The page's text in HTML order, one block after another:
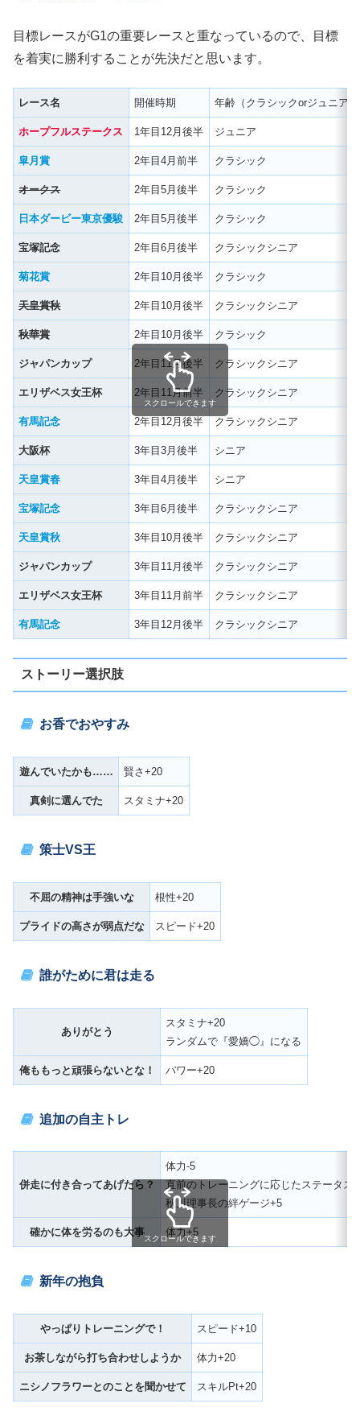
目標レースがG1の重要レースと重なっているので、目標
を着実に勝利することが先決だと思います。
レース名 開催時期 年齢（クラシックorジュニア）
ホープフルステークス 1年目12月後半 ジュニア
皐月賞 2年目4月前半 クラシック
オークス 2年目5月後半 クラシック
日本ダービー東京優駿 2年目5月後半 クラシック
宝塚記念 2年目6月後半 クラシックシニア
菊花賞 2年目10月後半 クラシック
天皇賞秋 2年目10月後半 クラシックシニア
秋華賞 2年目10月後半 クラシック
ジャパンカップ 2年目11月後半 クラシックシニア
エリザベス女王杯 2年目11月前半 クラシックシニア
有馬記念 2年目12月後半 クラシックシニア
大阪杯 3年目3月後半 シニア
天皇賞春 3年目4月後半 シニア
宝塚記念 3年目6月後半 クラシックシニア
天皇賞秋 3年目10月後半 クラシックシニア
ジャパンカップ 3年目11月後半 クラシックシニア
エリザベス女王杯 3年目11月前半 クラシックシニア
有馬記念 3年目12月後半 クラシックシニア
スクロールできます
ストーリー選択肢
お香でおやすみ
遊んでいたかも…… 賢さ+20
真剣に選んでた スタミナ+20
策士VS王
不屈の精神は手強いな 根性+20
プライドの高さが弱点だな スピード+20
誰がために君は走る
ありがとう
スタミナ+20
ランダムで『愛嬌◯』になる
俺ももっと頑張らないとな！ パワー+20
追加の自主トレ
併走に付き合ってあげたら？
体力-5
直前のトレーニングに応じたステータス
秋川理事長の絆ゲージ+5
確かに体を労るのも大事 体力+5
スクロールできます
新年の抱負
やっぱりトレーニングで！ スピード+10
お茶しながら打ち合わせしようか 体力+20
ニシノフラワーとのことを聞かせて スキルPt+20